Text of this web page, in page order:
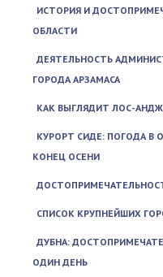
ИСТОРИЯ И
ОБЛАСТИ
ДЕЯТЕЛЬНОСТЬ
ГОРОДА АРЗАМАСА
КАК ВЫГЛЯДИТ ЛОС-
КУРОРТ СИДЕ: ПОГОДА В
КОНЕЦ ОСЕНИ
СПИСОК КРУПНЕЙШИХ
ДУБНА:
ОДИН ДЕНЬ